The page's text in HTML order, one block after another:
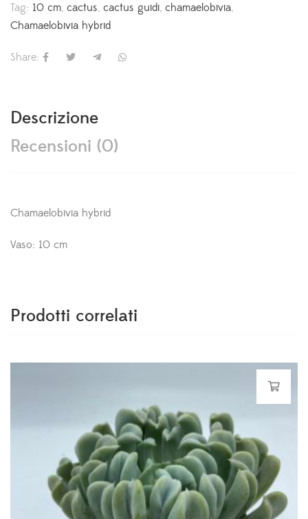
Tag: 10 cm, cactus, cactus guidi, chamaelobivia,
Chamaelobivia hybrid
Share:
Descrizione
Recensioni (0)
Chamaelobivia hybrid
Vaso: 10 cm
Prodotti correlati